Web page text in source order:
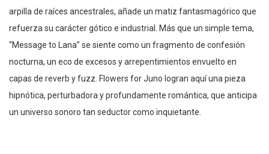
arpilla de raíces ancestrales, añade un matiz fantasmagórico que
refuerza su carácter gótico e industrial. Más que un simple tema,
“Message to Lana” se siente como un fragmento de confesión
nocturna, un eco de excesos y arrepentimientos envuelto en
capas de reverb y fuzz. Flowers for Juno logran aquí una pieza
hipnótica, perturbadora y profundamente romántica, que anticipa
un universo sonoro tan seductor como inquietante.